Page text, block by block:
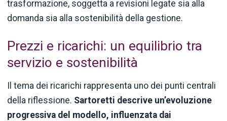
trasformazione, soggetta a revisioni legate sia alla
domanda sia alla sostenibilità della gestione.
Prezzi e ricarichi: un equilibrio tra
servizio e sostenibilità
Il tema dei ricarichi rappresenta uno dei punti centrali
della riflessione. Sartoretti descrive un’evoluzione
progressiva del modello, influenzata dai